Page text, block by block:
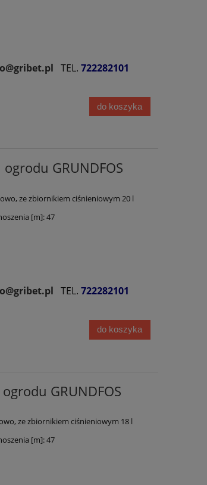
TEL. 722282101
do koszyka
GRUNDFOS
ze zbiornikiem ciśnieniowym 20 l
[m]: 47
TEL. 722282101
do koszyka
GRUNDFOS
ze zbiornikiem ciśnieniowym 18 l
[m]: 47